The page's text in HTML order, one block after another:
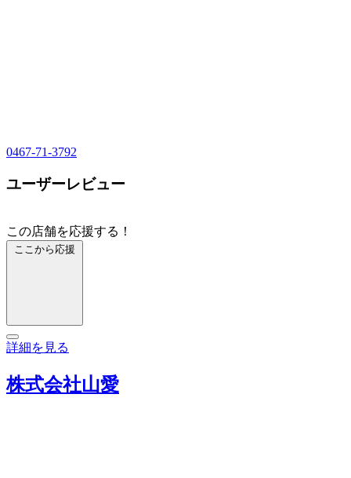
0467-71-3792
ユーザーレビュー
この店舗を応援する！
ここから応援
詳細を見る
株式会社山愛